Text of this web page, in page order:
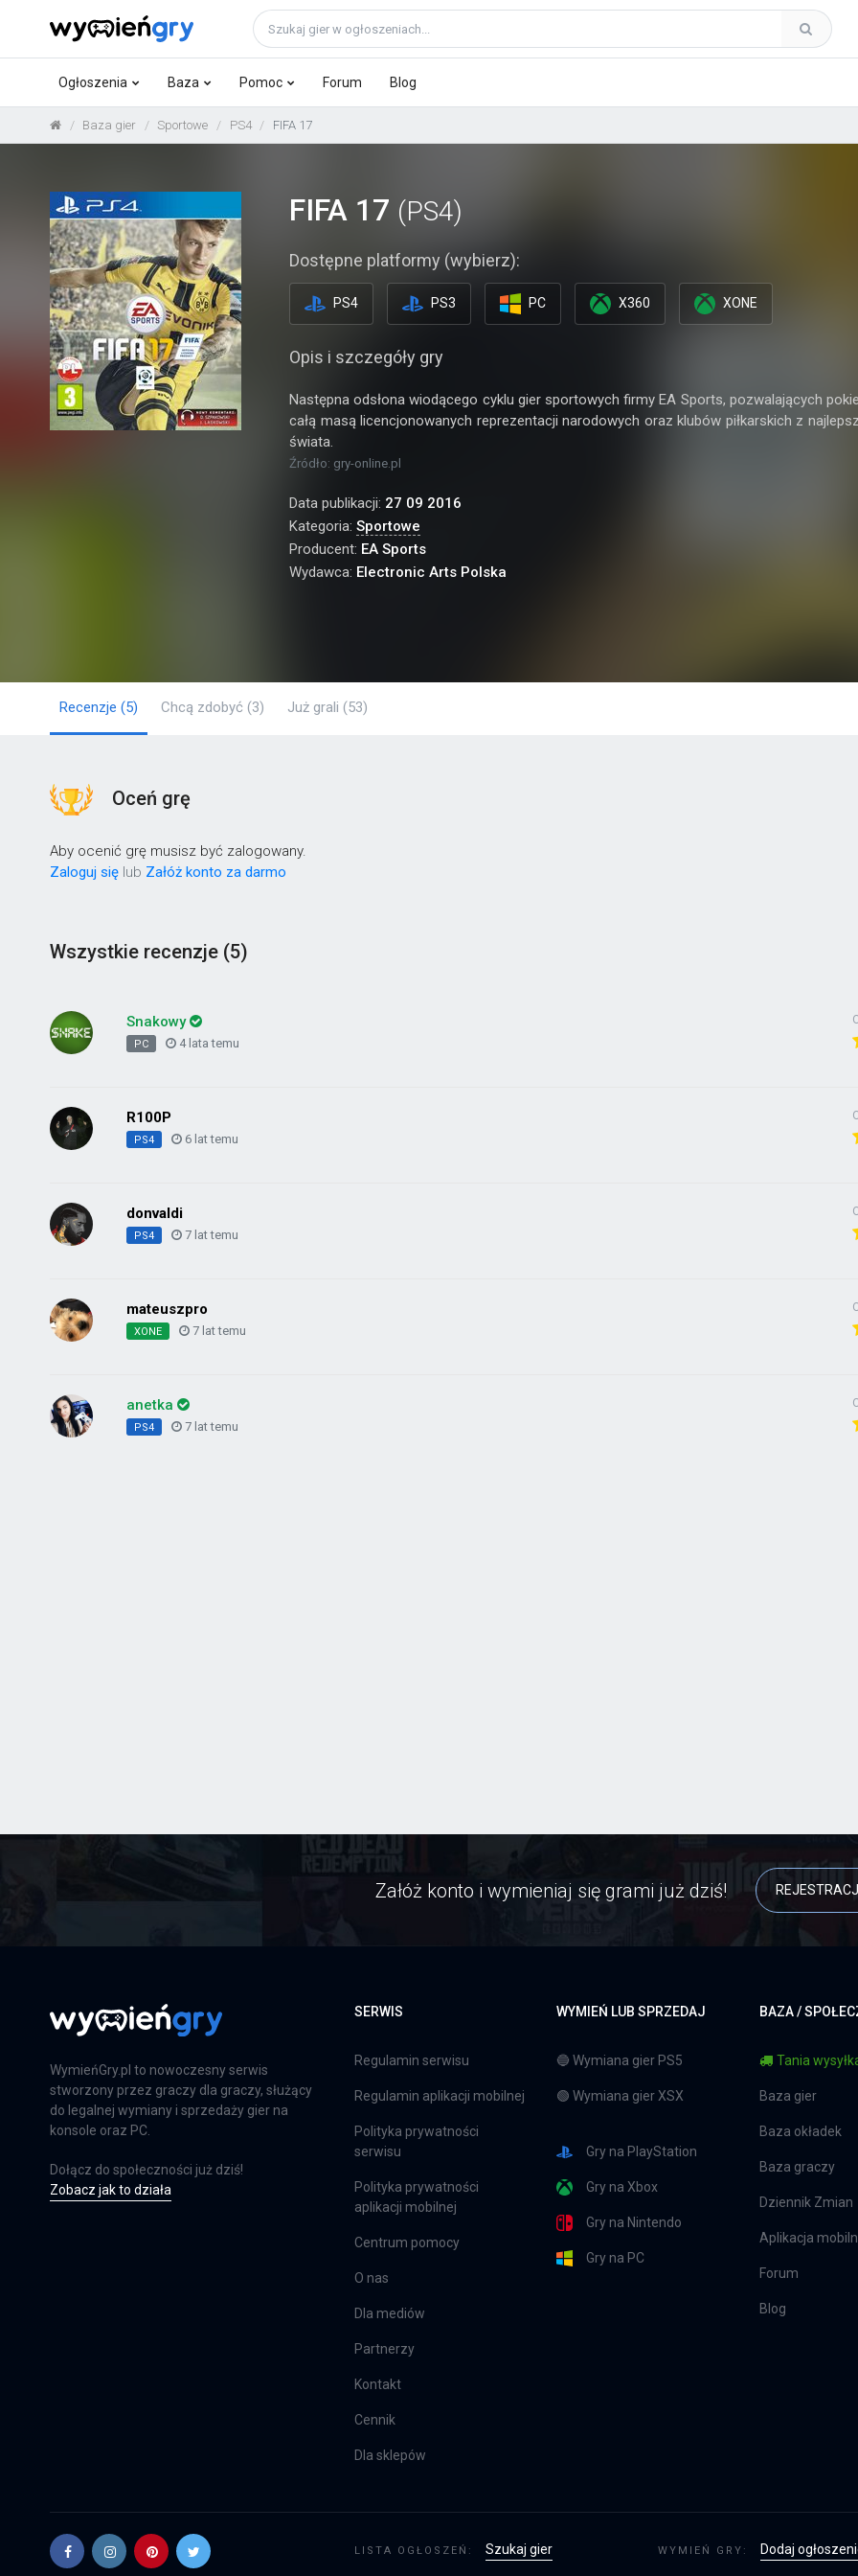
Ogłoszenia Baza Pomoc Forum Blog
Baza gier Sportowe PS4 FIFA 17
FIFA 17 (PS4)
Dostępne platformy (wybierz):
PS4 PS3 PC X360 XONE
Opis i szczegóły gry
Następna odsłona wiodącego cyklu gier sportowych firmy EA Sports, pozwalających
całą masą licencjonowanych reprezentacji narodowych oraz klubów piłkarskich z
świata.
Źródło: gry-online.pl
Data publikacji: 27 09 2016
Kategoria: Sportowe
Producent: EA Sports
Wydawca: Electronic Arts Polska
Recenzje (5) Chcą zdobyć (3) Już grali (53)
Oceń grę
Aby ocenić grę musisz być zalogowany.
Zaloguj się lub Załóż konto za darmo
Wszystkie recenzje (5)
Snakowy
PC 4 lata temu
R100P
PS4 6 lat temu
donvaldi
PS4 7 lat temu
mateuszpro
XONE 7 lat temu
anetka
PS4 7 lat temu
Załóż konto i wymieniaj się grami już dziś!
WymieńGry.pl to nowoczesny serwis
stworzony przez graczy dla graczy, służący
do legalnej wymiany i sprzedaży gier na
konsole oraz PC.
Dołącz do społeczności już dziś!
Zobacz jak to działa
SERWIS
Regulamin serwisu
Regulamin aplikacji mobilnej
Polityka prywatności
serwisu
Polityka prywatności
aplikacji mobilnej
Centrum pomocy
O nas
Dla mediów
Partnerzy
Kontakt
Cennik
Dla sklepów
WYMIEŃ LUB SPRZEDAJ
🔵 Wymiana gier PS5
🟢 Wymiana gier XSX
Gry na PlayStation
Gry na Xbox
Gry na Nintendo
Gry na PC
BAZA /
Tania
Baza gier
Baza okładek
Baza graczy
Dziennik Zmian
Aplikacja
Forum
Blog
LISTA OGŁOSZEŃ: Szukaj gier WYMIEŃ GRY: Dodaj